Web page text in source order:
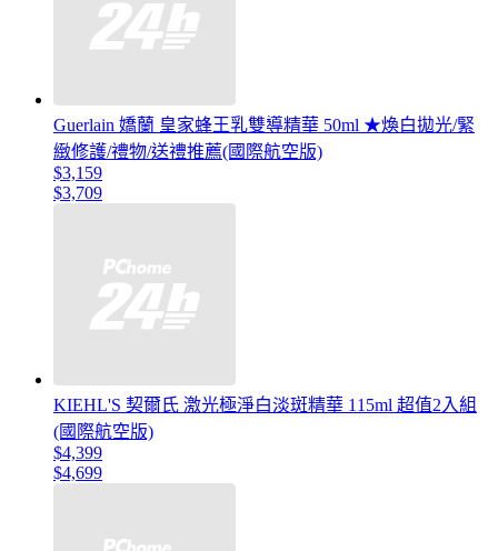
Guerlain 嬌蘭 皇家蜂王乳雙導精華 50ml ★煥白拋光/緊
緻修護/禮物/送禮推薦(國際航空版)
$3,159
$3,709
KIEHL'S 契爾氏 激光極淨白淡斑精華 115ml 超值2入組
(國際航空版)
$4,399
$4,699